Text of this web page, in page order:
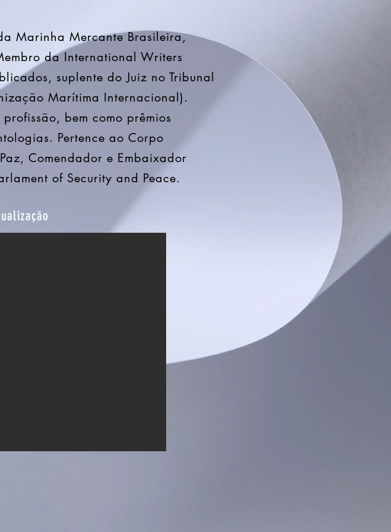
Marinha Mercante Brasileira,
da International Writers
suplente do Juiz no Tribunal
Marítima Internacional).
bem como prêmios
Pertence ao Corpo
Comendador e Embaixador
of Security and Peace.